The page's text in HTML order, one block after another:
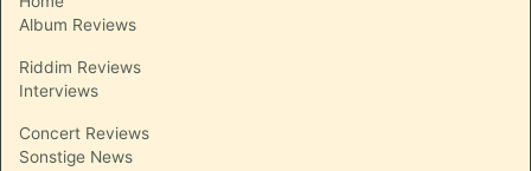
Album Reviews
Riddim Reviews
Interviews
Concert Reviews
Sonstige News